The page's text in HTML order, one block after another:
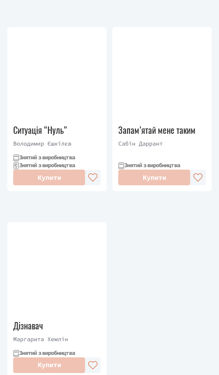
Ситуація “Нуль”
Володимир Єшкілєв
Знятий з виробництва
Знятий з виробництва
Купити
Запам’ятай мене таким
Сабін Даррант
Знятий з виробництва
Купити
Дізнавач
Маргарита Хемлін
Знятий з виробництва
Купити